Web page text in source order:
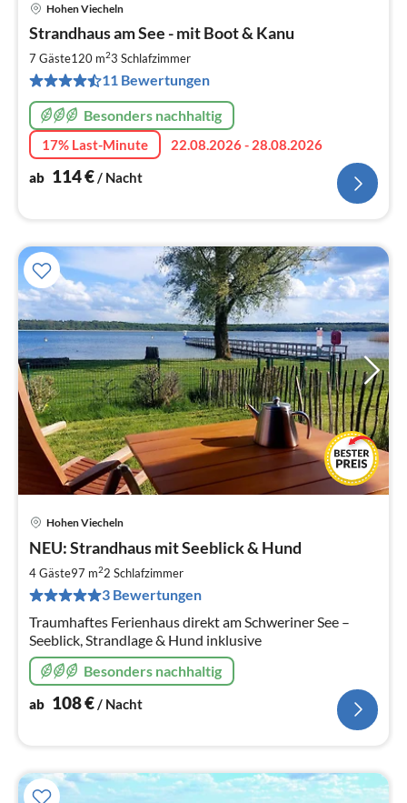
Hohen Viecheln
Strandhaus am See - mit Boot & Kanu
7 Gäste120 m23 Schlafzimmer
11 Bewertungen
Besonders nachhaltig
17% Last-Minute
22.08.2026 - 28.08.2026
ab 114€/ Nacht
Hohen Viecheln
NEU: Strandhaus mit Seeblick & Hund
4 Gäste97 m22 Schlafzimmer
3 Bewertungen
Traumhaftes Ferienhaus direkt am Schweriner See –
Seeblick, Strandlage & Hund inklusive
Besonders nachhaltig
ab 108€/ Nacht